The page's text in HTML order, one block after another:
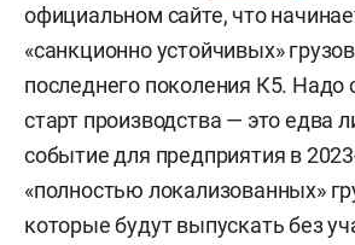
официальном сайте, что
«санкционно устойчивых»
последнего поколения К5. Надо
старт производства — это едва
событие для предприятия в
«полностью локализованных»
которые будут выпускать без